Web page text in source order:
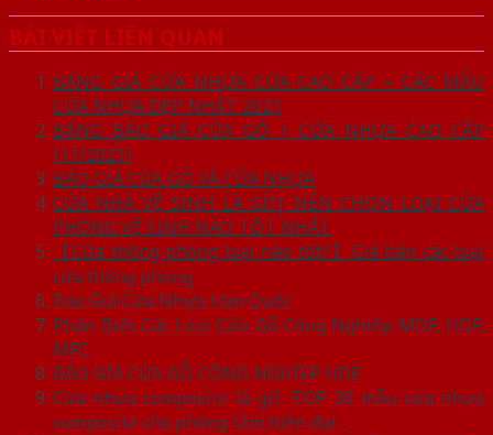
BÀI VIẾT LIÊN QUAN
BẢNG GIÁ CỬA NHỰA CỬA CAO CẤP – CÁC MẪU
CỬA NHỰA ĐẸP NHẤT 2021
BẢNG BÁO GIÁ CỬA GỖ | CỬA NHỰA CAO CẤP
[11/2021]
BÁO GIÁ CỬA GỖ VÀ CỬA NHỰA
CỬA NHÀ VỆ SINH LÀ GÌ?| NÊN CHỌN LOẠI CỬA
PHÒNG VỆ SINH NÀO TỐT NHẤT
【Cửa thông phòng loại nào tốt?】Giá bán các loại
cửa thông phòng
Báo Giá Cửa Nhựa Hàn Quốc
Phân Biệt Các Loại Cửa Gỗ Công Nghiệp MDF, HDF,
MFC
BÁO GIÁ CỬA GỖ CÔNG NGHIỆP HDF
Cửa nhựa composite là gì?. TOP 30 mẫu cửa nhựa
composite cho phòng tắm hiện đại